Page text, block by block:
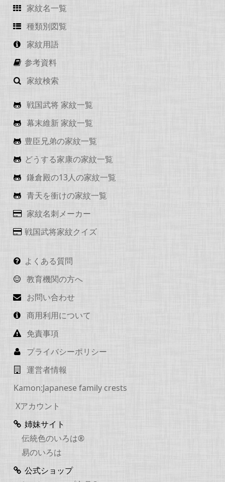
家紋名一覧
種類別図覧
家紋用語
参考資料
家紋検索
戦国武将 家紋一覧
幕末維新 家紋一覧
豊臣兄弟の家紋一覧
どうする家康の家紋一覧
鎌倉殿の13人の家紋一覧
青天を衝けの家紋一覧
家紋名刺メーカー
戦国武将家紋クイズ
よくある質問
教育機関の方へ
お問い合わせ
商用利用について
免責事項
プライバシーポリシー
運営者情報
Kamon:Japanese family crests
Xアカウント
姉妹サイト
伝統色のいろは®
易のいろは
公式ショップ